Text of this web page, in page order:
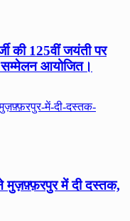
की 125वीं जयंती पर
सम्मेलन आयोजित।
मुज़फ़्फ़रपुर में दी दस्तक,